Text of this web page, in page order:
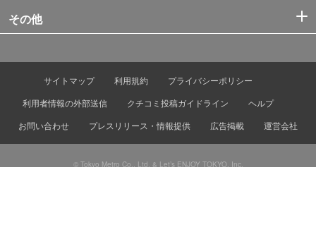
その他
サイトマップ 利用規約
プライバシーポリシー
利用者情報の外部送信
クチコミ投稿ガイドライン
ヘルプ
お問い合わせ
プレスリリース・情報提供 広告掲載 運営会社
© Tokyo Metro Co., Ltd. & Let’s ENJOY TOKYO, Inc.